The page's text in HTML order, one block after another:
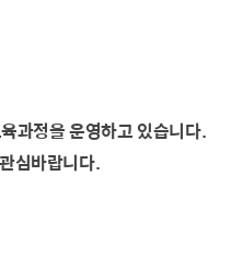
과정을 운영하고 있습니다.
심바랍니다.